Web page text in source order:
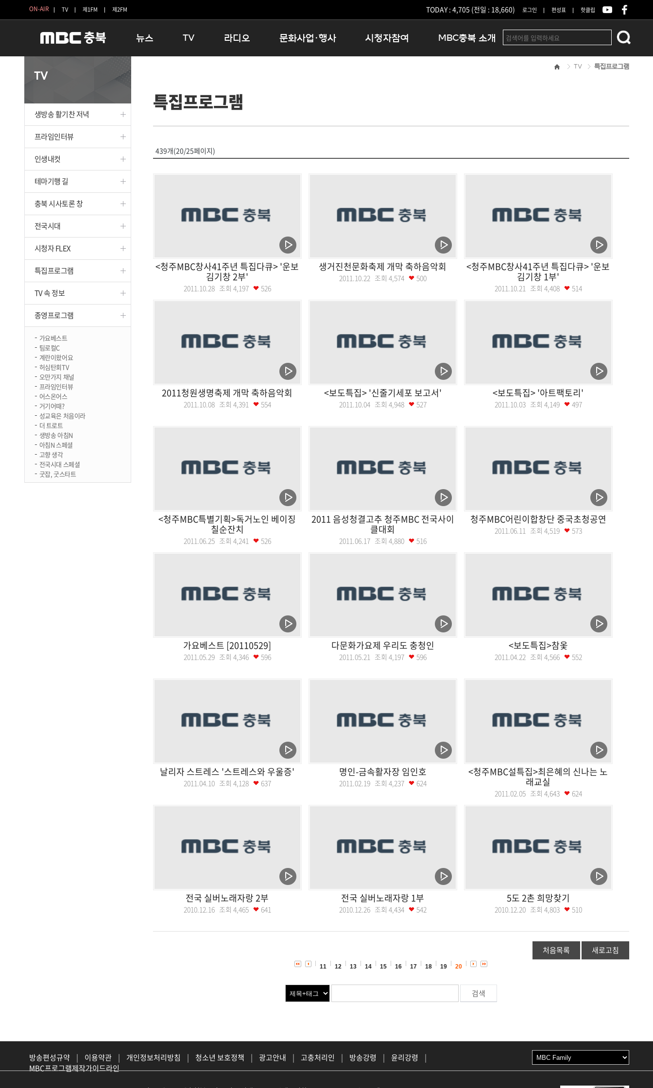
ON-AIR TV 제1FM 제2FM TODAY : 4,705 (전일 : 18,660) 로그인 편성표 핫클립
뉴스
보은
옥천
TV
인생내컷
테마기행 길
시청자 FLEX
특집프로그램
라디오
16:00 완벽한 하루
우리 고향, 부탁해!
문화사업·행사
청원생명쌀 대청호마라톤
시청자참여 MBC충북 소개
결산공고
TV
생방송 활기찬 저녁
프라임인터뷰
인생내컷
테마기행 길
충북 시사토론 창
전국시대
시청자 FLEX
특집프로그램
TV 속 정보
종영프로그램
가요베스트
팀로컬C
계란이왔어요
허심탄회TV
오만가지 채널
프라임인터뷰
어스온어스
거기어때?
성교육은 처음이라
더 트로트
생방송 아침N
아침N 스페셜
고향 생각
전국시대 스페셜
굿잡, 굿스타트
TV 특집프로그램
특집프로그램
439개(20/25페이지)
<청주MBC창사41주년 특집다큐> '운보
김기창 2부'
2011.10.28 조회 4,197 526
생거진천문화축제 개막 축하음악회
2011.10.22 조회 4,574 500
<청주MBC창사41주년 특집다큐> '운보
김기창 1부'
2011.10.21 조회 4,408 514
2011청원생명축제 개막 축하음악회
2011.10.08 조회 4,391 554
<보도특집> '신줄기세포 보고서'
2011.10.04 조회 4,948 527
<보도특집> '아트팩토리'
2011.10.03 조회 4,149 497
<청주MBC특별기획>독거노인 베이징
칠순잔치
2011.06.25 조회 4,241 526
2011 음성청결고추 청주MBC 전국사이
클대회
2011.06.17 조회 4,880 516
청주MBC어린이합창단 중국초청공연
2011.06.11 조회 4,519 573
가요베스트 [20110529]
2011.05.29 조회 4,346 596
다문화가요제 우리도 충청인
2011.05.21 조회 4,197 596
<보도특집>참옻
2011.04.22 조회 4,566 552
날리자 스트레스 '스트레스와 우울증'
2011.04.10 조회 4,128 637
명인-금속활자장 임인호
2011.02.19 조회 4,237 624
<청주MBC설특집>최은혜의 신나는 노
래교실
2011.02.05 조회 4,643 624
전국 실버노래자랑 2부
2010.12.16 조회 4,465 641
전국 실버노래자랑 1부
2010.12.26 조회 4,434 542
5도 2촌 희망찾기
2010.12.20 조회 4,803 510
처음목록 새로고침
11 12 13 14 15 16 17 18 19 20
방송편성규약 | 이용약관 | 개인정보처리방침 | 청소년 보호정책 | 광고안내 | 고충처리인 | 방송강령 | 윤리강령
|
MBC프로그램제작가이드라인